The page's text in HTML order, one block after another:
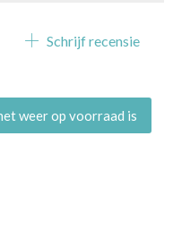
Schrijf recensie
weer op voorraad is